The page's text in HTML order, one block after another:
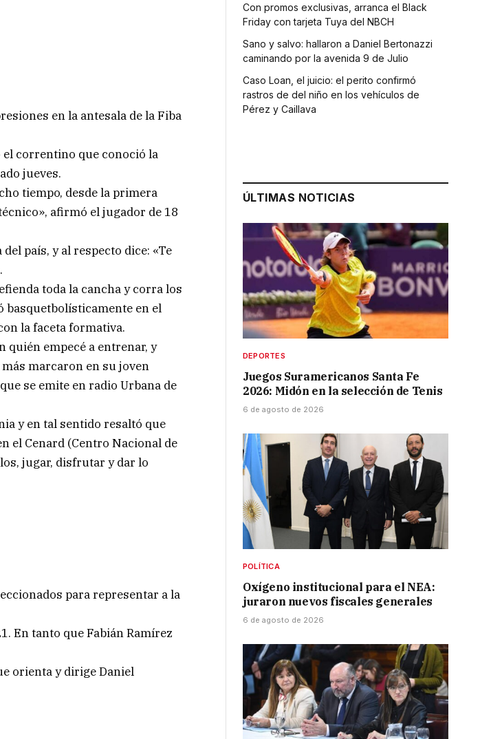
en la antesala de la Fiba
el correntino que conoció la
jueves.
tiempo, desde la primera
afirmó el jugador de 18
país, y al respecto dice: «Te
toda la cancha y corra los
basquetbolísticamente en el
la faceta formativa.
quién empecé a entrenar, y
marcaron en su joven
se emite en radio Urbana de
y en tal sentido resaltó que
el Cenard (Centro Nacional de
jugar, disfrutar y dar lo
para representar a la
En tanto que Fabián Ramírez
orienta y dirige Daniel
Con promos exclusivas, arranca el Black
Friday con tarjeta Tuya del NBCH
Sano y salvo: hallaron a Daniel Bertonazzi
caminando por la avenida 9 de Julio
Caso Loan, el juicio: el perito confirmó
rastros de del niño en los vehículos de
Pérez y Caillava
ÚLTIMAS NOTICIAS
DEPORTES
Juegos Suramericanos Santa Fe
2026: Midón en la selección de Tenis
6 de agosto de 2026
POLÍTICA
Oxígeno institucional para el NEA:
juraron nuevos fiscales generales
6 de agosto de 2026